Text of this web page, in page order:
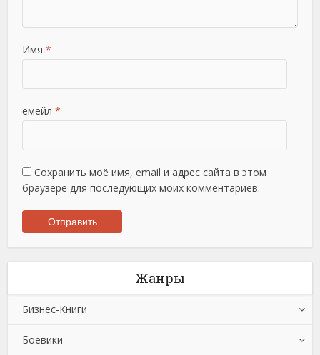
Имя *
емейл *
Сохранить моё имя, email и адрес сайта в этом
браузере для последующих моих комментариев.
Жанры
Бизнес-Книги
Банковское дело
Боевики